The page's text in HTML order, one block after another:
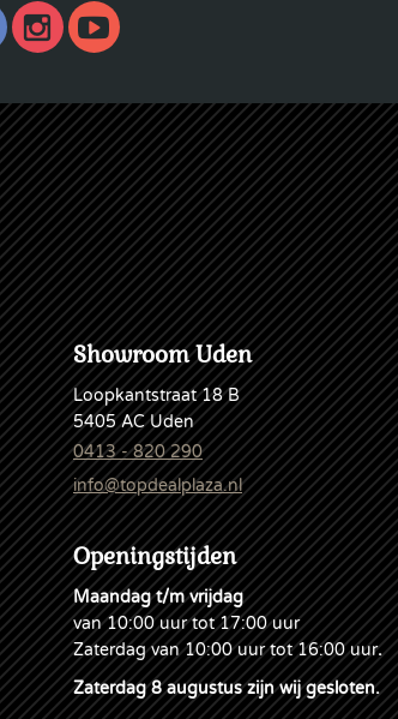
Showroom Uden
Loopkantstraat 18 B
5405 AC Uden
0413 - 820 290
info@topdealplaza.nl
Openingstijden
Maandag t/m vrijdag
van 10:00 uur tot 17:00 uur
Zaterdag van 10:00 uur tot 16:00 uur.
Zaterdag 8 augustus zijn wij gesloten.